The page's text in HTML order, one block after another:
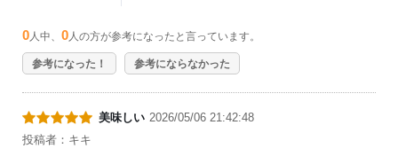
0 人中、 0 人の方が参考になったと言っています。
参考になった！ 参考にならなかった
美味しい 2026/05/06 21:42:48
投稿者：キキ